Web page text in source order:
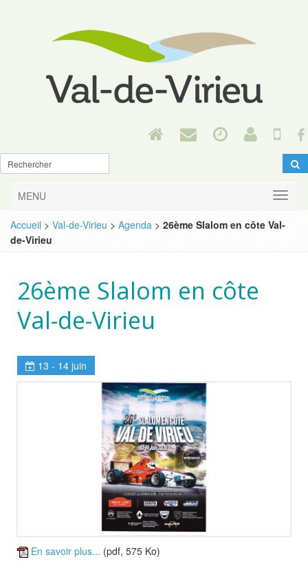
MENU
Accueil > Val-de-Virieu > Agenda > 26ème Slalom en côte Val-
de-Virieu
26ème Slalom en côte
Val-de-Virieu
13 - 14 juin
En savoir plus... (pdf, 575 Ko)